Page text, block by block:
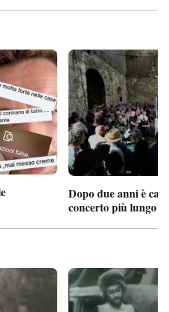
Altrecose
Dopo due anni è
concerto più lungo